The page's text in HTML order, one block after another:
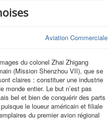
Aviation Commerciale
du colonel Zhai Zhigang
(Mission Shenzhou VII), que se
claires : constituer une industrie
monde entier. Le but n’est pas
bel et bien de conquérir des parts
le loueur américain et filiale
du premier avion régional